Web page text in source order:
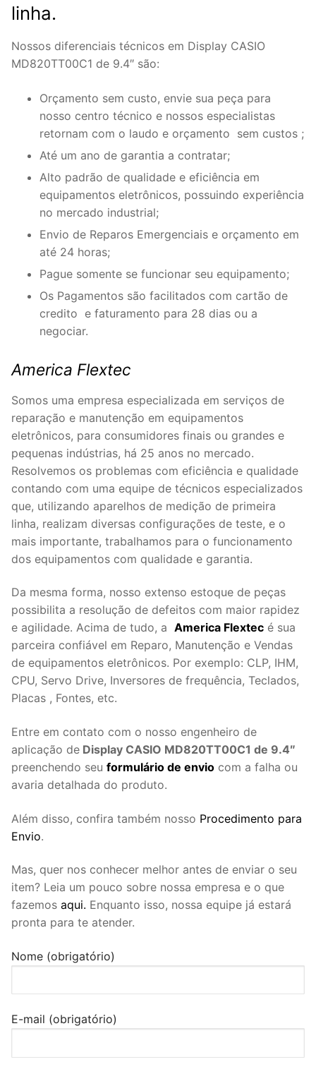
linha.
Nossos diferenciais técnicos em Display CASIO
MD820TT00C1 de 9.4″ são:
Orçamento sem custo, envie sua peça para
nosso centro técnico e nossos especialistas
retornam com o laudo e orçamento sem custos ;
Até um ano de garantia a contratar;
Alto padrão de qualidade e eficiência em
equipamentos eletrônicos, possuindo experiência
no mercado industrial;
Envio de Reparos Emergenciais e orçamento em
até 24 horas;
Pague somente se funcionar seu equipamento;
Os Pagamentos são facilitados com cartão de
credito e faturamento para 28 dias ou a
negociar.
America Flextec
Somos uma empresa especializada em serviços de
reparação e manutenção em equipamentos
eletrônicos, para consumidores finais ou grandes e
pequenas indústrias, há 25 anos no mercado.
Resolvemos os problemas com eficiência e qualidade
contando com uma equipe de técnicos especializados
que, utilizando aparelhos de medição de primeira
linha, realizam diversas configurações de teste, e o
mais importante, trabalhamos para o funcionamento
dos equipamentos com qualidade e garantia.
Da mesma forma, nosso extenso estoque de peças
possibilita a resolução de defeitos com maior rapidez
e agilidade. Acima de tudo, a America Flextec é sua
parceira confiável em Reparo, Manutenção e Vendas
de equipamentos eletrônicos. Por exemplo: CLP, IHM,
CPU, Servo Drive, Inversores de frequência, Teclados,
Placas , Fontes, etc.
Entre em contato com o nosso engenheiro de
aplicação de Display CASIO MD820TT00C1 de 9.4″
preenchendo seu formulário de envio com a falha ou
avaria detalhada do produto.
Além disso, confira também nosso Procedimento para
Envio.
Mas, quer nos conhecer melhor antes de enviar o seu
item? Leia um pouco sobre nossa empresa e o que
fazemos aqui. Enquanto isso, nossa equipe já estará
pronta para te atender.
Nome (obrigatório)
E-mail (obrigatório)